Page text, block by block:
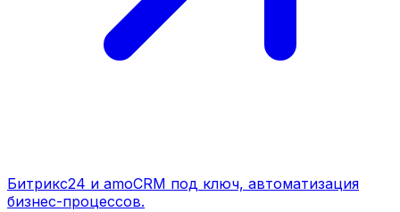
Битрикс24 и amoCRM под ключ, автоматизация
бизнес-процессов.